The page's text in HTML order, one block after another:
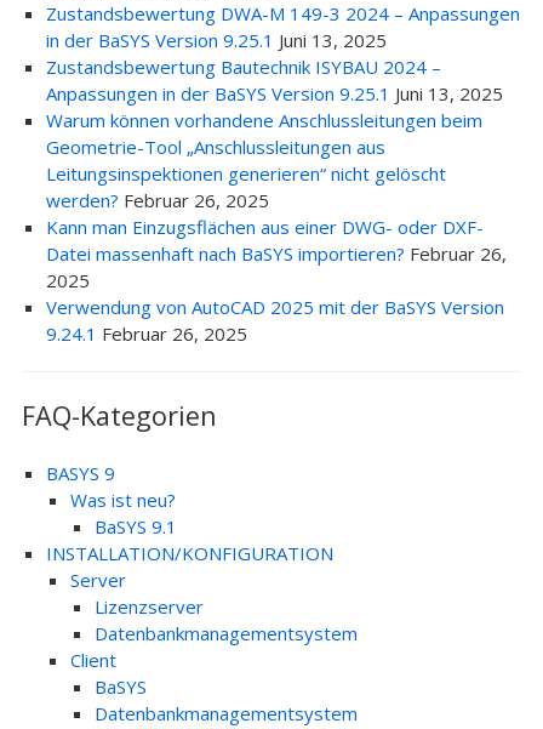
Zustandsbewertung DWA-M 149-3 2024 – Anpassungen
in der BaSYS Version 9.25.1 Juni 13, 2025
Zustandsbewertung Bautechnik ISYBAU 2024 –
Anpassungen in der BaSYS Version 9.25.1 Juni 13, 2025
Warum können vorhandene Anschlussleitungen beim
Geometrie-Tool „Anschlussleitungen aus
Leitungsinspektionen generieren“ nicht gelöscht
werden? Februar 26, 2025
Kann man Einzugsflächen aus einer DWG- oder DXF-
Datei massenhaft nach BaSYS importieren? Februar 26,
2025
Verwendung von AutoCAD 2025 mit der BaSYS Version
9.24.1 Februar 26, 2025
FAQ-Kategorien
BASYS 9
Was ist neu?
BaSYS 9.1
INSTALLATION/KONFIGURATION
Server
Lizenzserver
Datenbankmanagementsystem
Client
BaSYS
Datenbankmanagementsystem